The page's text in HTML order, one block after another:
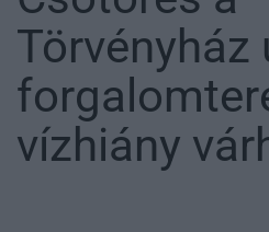
Törvényház
vízhiány